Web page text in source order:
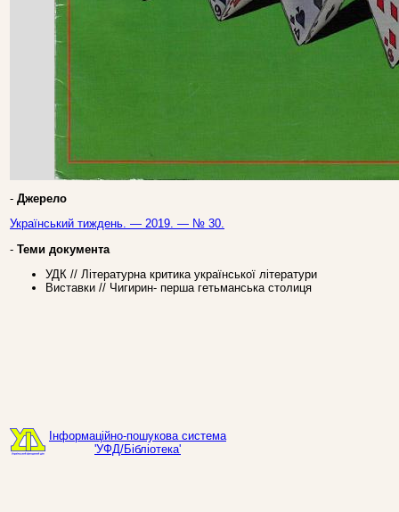
- Джерело
Український тиждень. — 2019. — № 30.
- Теми документа
УДК // Літературна критика української літератури
Виставки // Чигирин- перша гетьманська столиця
Інформаційно-пошукова система
'УФД/Бібліотека'